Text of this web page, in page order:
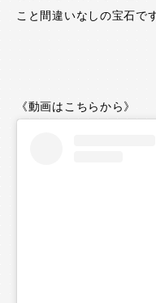
こと間違いなしの宝石です
《動画はこちらから》